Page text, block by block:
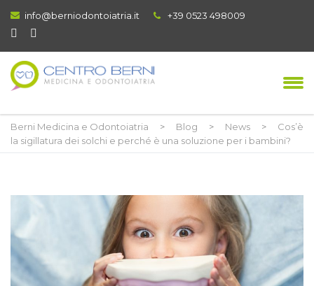
info@berniodontoiatria.it +39 0523 498009
Berni Medicina e Odontoiatria > Blog > News >
Cos’è
la sigillatura dei solchi e perché è una soluzione per i bambini?